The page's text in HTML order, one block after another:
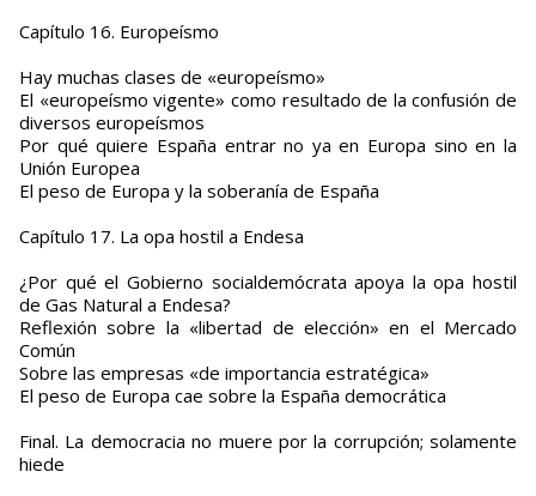
Capítulo 16. Europeísmo
Hay muchas clases de «europeísmo»
El «europeísmo vigente» como resultado de la confusión de
diversos europeísmos
Por qué quiere España entrar no ya en Europa sino en la
Unión Europea
El peso de Europa y la soberanía de España
Capítulo 17. La opa hostil a Endesa
¿Por qué el Gobierno socialdemócrata apoya la opa hostil
de Gas Natural a Endesa?
Reflexión sobre la «libertad de elección» en el Mercado
Común
Sobre las empresas «de importancia estratégica»
El peso de Europa cae sobre la España democrática
Final. La democracia no muere por la corrupción; solamente
hiede